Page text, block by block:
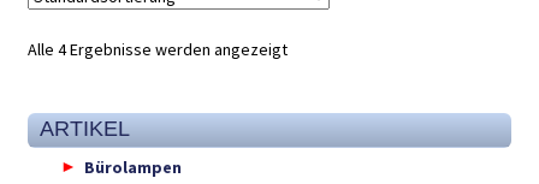
Alle 4 Ergebnisse werden angezeigt
ARTIKEL
Bürolampen